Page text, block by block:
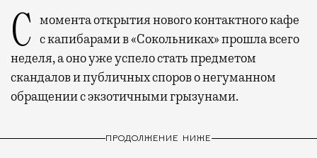
С момента открытия нового контактного кафе с капибарами в «Сокольниках» прошла всего
неделя, а оно уже успело стать предметом
скандалов и публичных споров о негуманном
обращении с экзотичными грызунами.
ПРОДОЛЖЕНИЕ НИЖЕ